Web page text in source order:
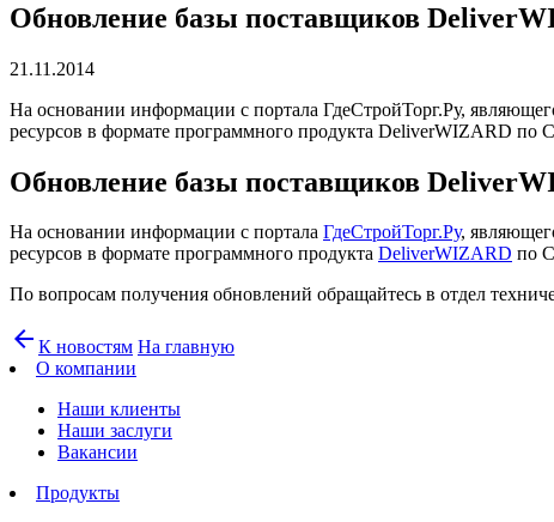
Обновление базы поставщиков
21.11.2014
На основании информации с портала ГдеСтройТорг.Ру,
ресурсов в формате программного продукта DeliverWIZARD по
Обновление базы поставщиков
На основании информации с портала ГдеСтройТорг.Ру,
ресурсов в формате программного продукта DeliverWIZARD по
По вопросам получения обновлений обращайтесь в отдел
arrow_back К новостям На главную
О компании
Наши клиенты
Наши заслуги
Вакансии
Продукты